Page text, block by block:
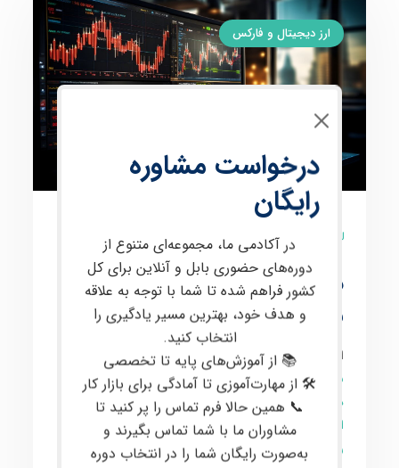
ارز دیجیتال و فارکس
دوره ی آنلاین پیشرفته
معامله گری ارز دیجیتال
این دوره برای علاقمندان به معامله‌گریدربازارهای مالی
بین‌المللیمانندکریپتوو فارکسطراحی شده است. در این
دوره پیشرفته معامله‌گری ، مفاهیم تخصصیاز جمله
اکشن
تحلیل تکنیکال ، تحلیل فاندامنتال ،مدیریت سرمایه
روانشناسی معاملاتبه طور عمیق مورد بررسی قرار
درخواست مشاوره
رایگان
در آکادمی ما، مجموعه‌ای متنوع از
دوره‌های حضوری بابل و آنلاین برای کل
کشور فراهم شده تا شما با توجه به علاقه
و هدف خود، بهترین مسیر یادگیری را
انتخاب کنید.
📚 از آموزش‌های پایه تا تخصصی
🛠 از مهارت‌آموزی تا آمادگی برای بازار کار
📞 همین حالا فرم تماس را پر کنید تا
مشاوران ما با شما تماس بگیرند و
به‌صورت رایگان شما را در انتخاب دوره